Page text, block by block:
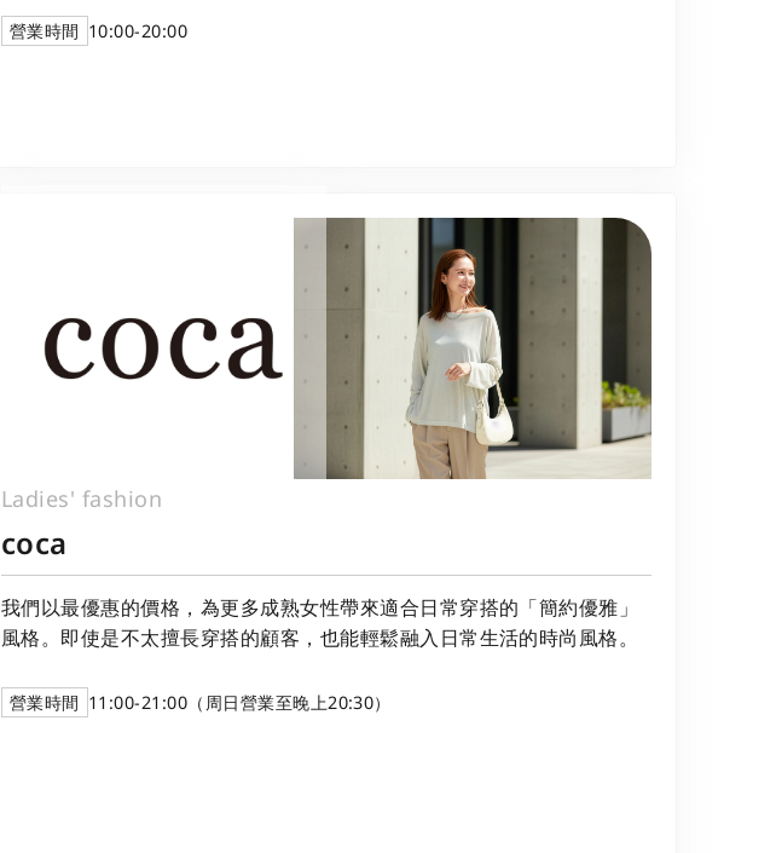
營業時間 10:00-20:00
Ladies' fashion
coca
我們以最優惠的價格，為更多成熟女性帶來適合日常穿搭的「簡約優雅」
風格。即使是不太擅長穿搭的顧客，也能輕鬆融入日常生活的時尚風格。
營業時間 11:00-21:00（周日營業至晚上20:30）